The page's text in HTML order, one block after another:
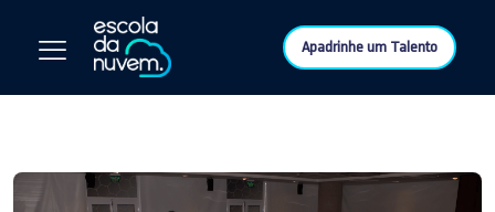
Apadrinhe um Talento